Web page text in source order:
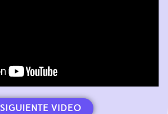
SIGUIENTE VIDEO